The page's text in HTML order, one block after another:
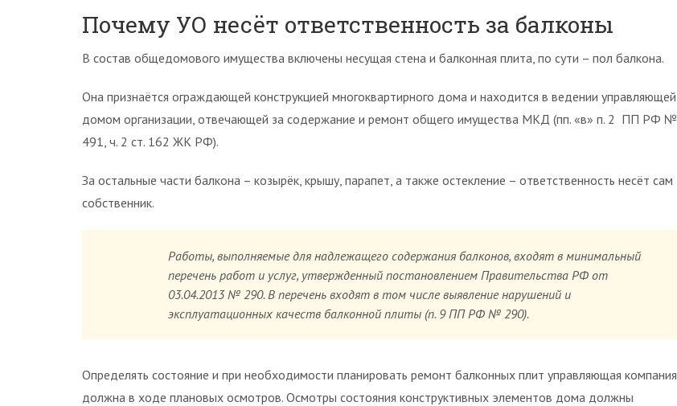
Почему УО несёт ответственность за балконы
В состав общедомового имущества включены несущая стена и балконная плита, по сути – пол балкона.
Она признаётся ограждающей конструкцией многоквартирного дома и находится в ведении управляющей
домом организации, отвечающей за содержание и ремонт общего имущества МКД (пп. «в» п. 2 ПП РФ №
491, ч. 2 ст. 162 ЖК РФ).
За остальные части балкона – козырёк, крышу, парапет, а также остекление – ответственность несёт сам
собственник.
Работы, выполняемые для надлежащего содержания балконов, входят в минимальный
перечень работ и услуг, утвержденный постановлением Правительства РФ от
03.04.2013 № 290. В перечень входят в том числе выявление нарушений и
эксплуатационных качеств балконной плиты (п. 9 ПП РФ № 290).
Определять состояние и при необходимости планировать ремонт балконных плит управляющая компания
должна в ходе плановых осмотров. Осмотры состояния конструктивных элементов дома должны